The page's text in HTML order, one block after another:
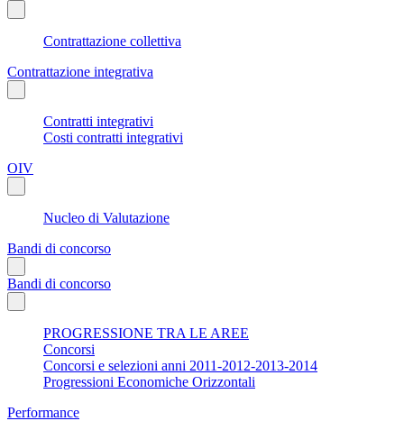
Contrattazione collettiva
Contrattazione integrativa
Contratti integrativi
Costi contratti integrativi
OIV
Nucleo di Valutazione
Bandi di concorso
Bandi di concorso
PROGRESSIONE TRA LE AREE
Concorsi
Concorsi e selezioni anni 2011-2012-2013-2014
Progressioni Economiche Orizzontali
Performance